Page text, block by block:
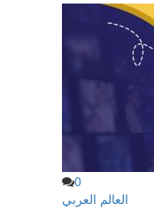
0
العالم العربي